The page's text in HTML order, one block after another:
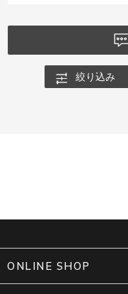
絞り込み
ONLINE SHOP